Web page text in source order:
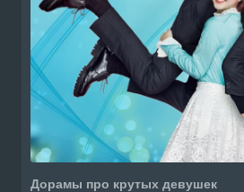
Дорамы про крутых девушек